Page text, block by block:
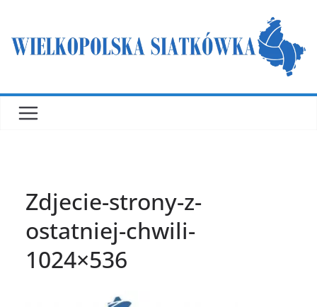
treści
Zdjecie-strony-z-
ostatniej-chwili-
1024×536